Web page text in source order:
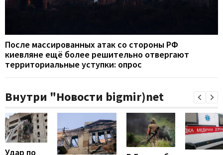
После массированных атак со стороны РФ
киевляне ещё более решительно отвергают
территориальные уступки: опрос
Внутри "Новости bigmir)net
Удар по